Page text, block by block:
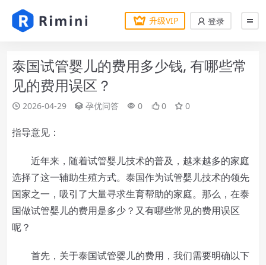
升级VIP 登录
泰国试管婴儿的费用多少钱, 有哪些常
见的费用误区？
2026-04-29 孕优问答 0 0 0
指导意见：
近年来，随着试管婴儿技术的普及，越来越多的家庭
选择了这一辅助生殖方式。泰国作为试管婴儿技术的领先
国家之一，吸引了大量寻求生育帮助的家庭。那么，在泰
国做试管婴儿的费用是多少？又有哪些常见的费用误区
呢？
首先，关于泰国试管婴儿的费用，我们需要明确以下